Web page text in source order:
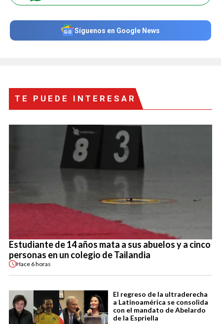
Síguenos en Google News
TE PUEDE INTERESAR
Estudiante de 14 años mata a sus abuelos y a cinco
personas en un colegio de Tailandia
Hace 6 horas
El regreso de la ultraderecha
a Latinoamérica se consolida
con el mandato de Abelardo
de la Espriella